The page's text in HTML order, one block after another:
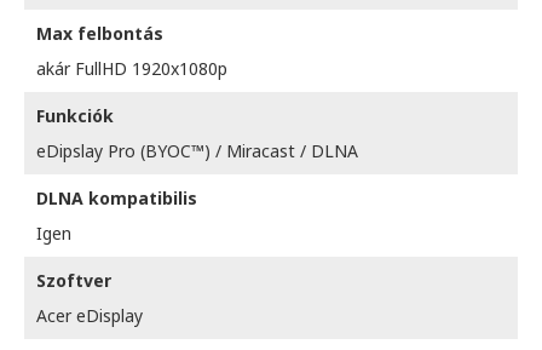
Max felbontás
akár FullHD 1920x1080p
Funkciók
eDipslay Pro (BYOC™) / Miracast / DLNA
DLNA kompatibilis
Igen
Szoftver
Acer eDisplay